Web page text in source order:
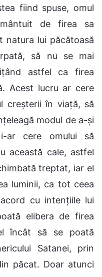
fiind spuse, omul
de firea sa
natura lui păcătoasă
să nu se mai
astfel ca firea
Acest lucru ar cere
creșterii în viață, să
modul de a-și
ar cere omului să
această cale, astfel
treptat, iar el
luminii, ca tot ceea
cu intențiile lui
elibera de firea
încât să se poată
Satanei, prin
păcat. Doar atunci